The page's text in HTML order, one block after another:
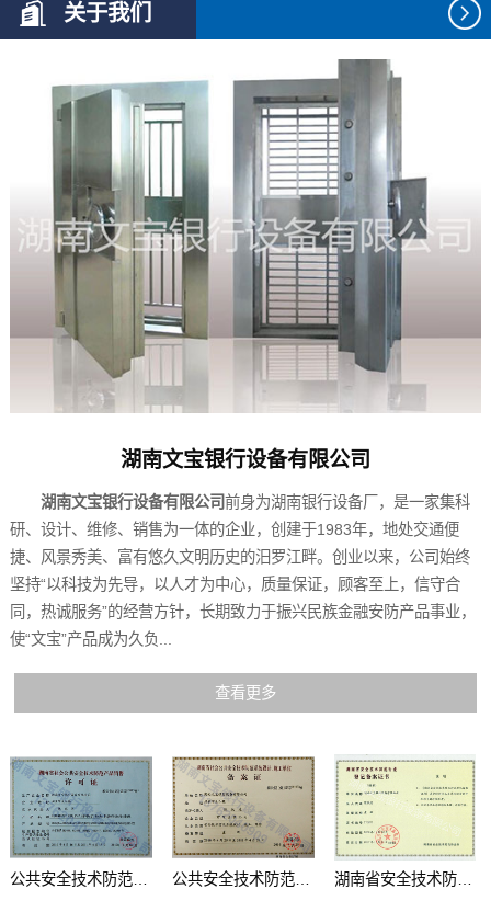
关于我们
湖南文宝银行设备有限公司
湖南文宝银行设备有限公司前身为湖南银行设备厂，是一家集科
研、设计、维修、销售为一体的企业，创建于1983年，地处交通便
捷、风景秀美、富有悠久文明历史的汨罗江畔。创业以来，公司始终
坚持“以科技为先导，以人才为中心，质量保证，顾客至上，信守合
同，热诚服务”的经营方针，长期致力于振兴民族金融安防产品事业，
使“文宝”产品成为久负...
查看更多
公共安全技术防范产品... 公共安全技术防范系统... 湖南省安全技术防范行...